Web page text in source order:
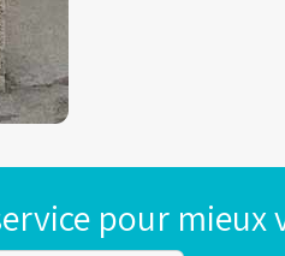
pour mieux